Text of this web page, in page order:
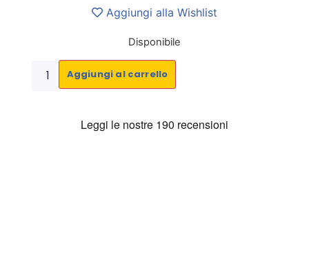
Aggiungi alla Wishlist
Disponibile
Aggiungi al carrello